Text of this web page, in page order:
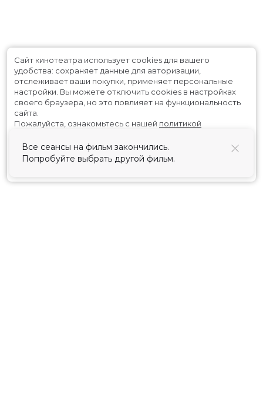
Все сеансы на фильм закончились.
Попробуйте выбрать другой фильм.
Сайт кинотеатра использует cookies для вашего
удобства: сохраняет данные для авторизации,
отслеживает ваши покупки, применяет персональные
настройки. Вы можете отключить cookies в настройках
своего браузера, но это повлияет на функциональность
сайта.
Пожалуйста, ознакомьтесь с нашей политикой
Принять